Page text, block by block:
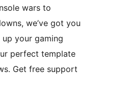
wars to
we’ve got you
your gaming
perfect template
Get free support